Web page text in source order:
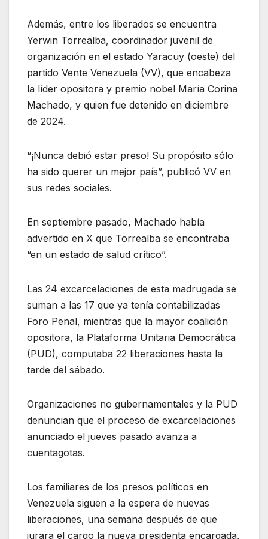
Además, entre los liberados se encuentra
Yerwin Torrealba, coordinador juvenil de
organización en el estado Yaracuy (oeste) del
partido Vente Venezuela (VV), que encabeza
la líder opositora y premio nobel María Corina
Machado, y quien fue detenido en diciembre
de 2024.
“¡Nunca debió estar preso! Su propósito sólo
ha sido querer un mejor país”, publicó VV en
sus redes sociales.
En septiembre pasado, Machado había
advertido en X que Torrealba se encontraba
“en un estado de salud crítico”.
Las 24 excarcelaciones de esta madrugada se
suman a las 17 que ya tenía contabilizadas
Foro Penal, mientras que la mayor coalición
opositora, la Plataforma Unitaria Democrática
(PUD), computaba 22 liberaciones hasta la
tarde del sábado.
Organizaciones no gubernamentales y la PUD
denuncian que el proceso de excarcelaciones
anunciado el jueves pasado avanza a
cuentagotas.
Los familiares de los presos políticos en
Venezuela siguen a la espera de nuevas
liberaciones, una semana después de que
jurara el cargo la nueva presidenta encargada,